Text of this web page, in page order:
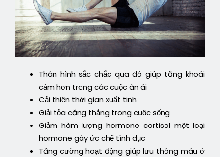
Thân hình sắc chắc qua đó giúp tăng khoái
cảm hơn trong các cuộc ân ái
Cải thiện thời gian xuất tinh
Giải tỏa căng thẳng trong cuộc sống
Giảm hàm lượng hormone cortisol một loại
hormone gây ức chế tình dục
Tăng cường hoạt động giúp lưu thông máu ở